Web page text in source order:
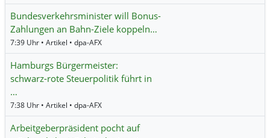
Bundesverkehrsminister will Bonus-
Zahlungen an Bahn-Ziele koppeln…
7:39 Uhr • Artikel • dpa-AFX
Hamburgs Bürgermeister:
schwarz-rote Steuerpolitik führt in
…
7:38 Uhr • Artikel • dpa-AFX
Arbeitgeberpräsident pocht auf